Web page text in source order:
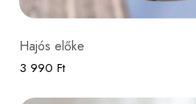
Hajós előke
3 990 Ft